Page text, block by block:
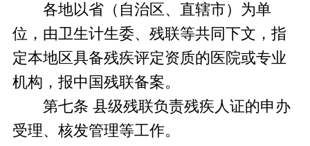
各地以省（自治区、直辖市）为单
位，由卫生计生委、残联等共同下文，指
定本地区具备残疾评定资质的医院或专业
机构，报中国残联备案。
第七条 县级残联负责残疾人证的申办
受理、核发管理等工作。